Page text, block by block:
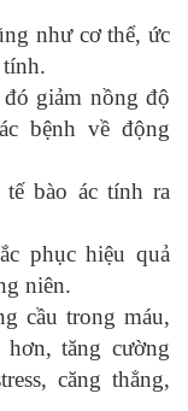
như cơ thể, ức
tính.
giảm nồng độ
bệnh về động
bào ác tính ra
phục hiệu quả
niên.
cầu trong máu,
tăng cường
căng thẳng,